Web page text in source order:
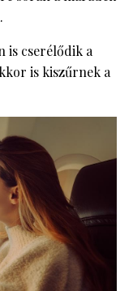
is cserélődik a
is kiszűrnek a